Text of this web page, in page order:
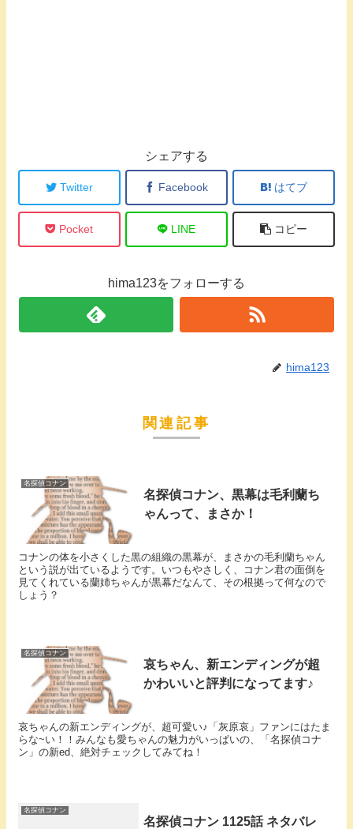
シェアする
Twitter Facebook はてブ
Pocket LINE コピー
hima123をフォローする
hima123
関連記事
名探偵コナン
名探偵コナン、黒幕は毛利蘭ち
ゃんって、まさか！
コナンの体を小さくした黒の組織の黒幕が、まさかの毛利蘭ちゃん
という説が出ているようです。いつもやさしく、コナン君の面倒を
見てくれている蘭姉ちゃんが黒幕だなんて、その根拠って何なので
しょう？
名探偵コナン
哀ちゃん、新エンディングが超
かわいいと評判になってます♪
哀ちゃんの新エンディングが、超可愛い♪「灰原哀」ファンにはたま
らな~い！！みんなも愛ちゃんの魅力がいっぱいの、「名探偵コナ
ン」の新ed、絶対チェックしてみてね！
名探偵コナン
名探偵コナン 1125話 ネタバレ